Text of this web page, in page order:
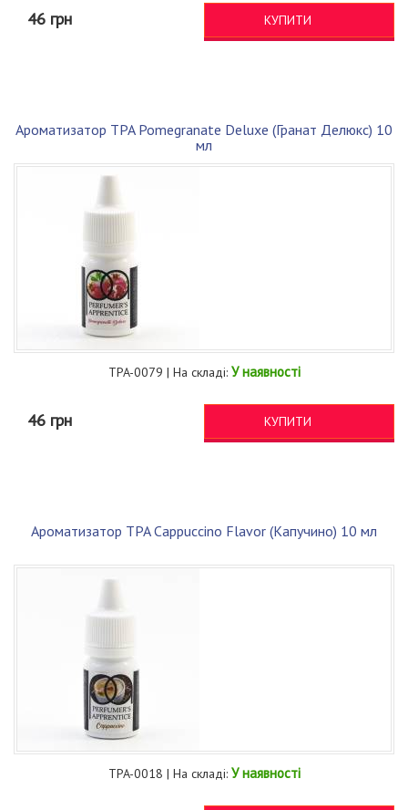
46 грн КУПИТИ
Ароматизатор TPA Pomegranate Deluxe (Гранат Делюкс) 10
мл
TPA-0079 | На складі: У наявності
46 грн КУПИТИ
Ароматизатор TPA Cappuccino Flavor (Капучино) 10 мл
TPA-0018 | На складі: У наявності